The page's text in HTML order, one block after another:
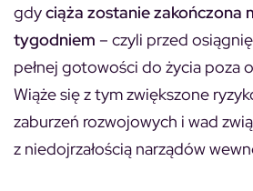
gdyciąża zostanie zakończona
tygodniem – czyli przed
pełnej gotowości do życia poza
Wiąże się z tym zwiększone
zaburzeń rozwojowych i wad
z niedojrzałością narządów